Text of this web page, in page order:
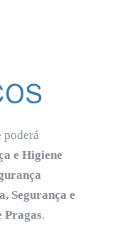
poderá
e Higiene
Segurança e
Pragas.